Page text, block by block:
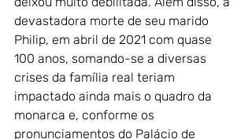
devastadora morte de seu marido
Philip, em abril de 2021 com quase
100 anos, somando-se a diversas
crises da família real teriam
impactado ainda mais o quadro da
monarca e, conforme os
pronunciamentos do Palácio de